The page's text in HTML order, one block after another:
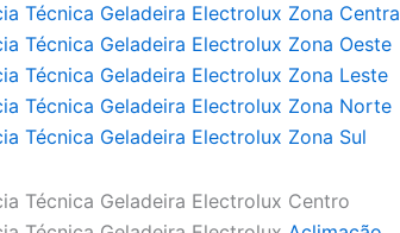
Técnica Geladeira Electrolux Zona
Técnica Geladeira Electrolux Zona Oeste
Técnica Geladeira Electrolux Zona Leste
Técnica Geladeira Electrolux Zona Norte
Técnica Geladeira Electrolux Zona Sul
Técnica Geladeira Electrolux Centro